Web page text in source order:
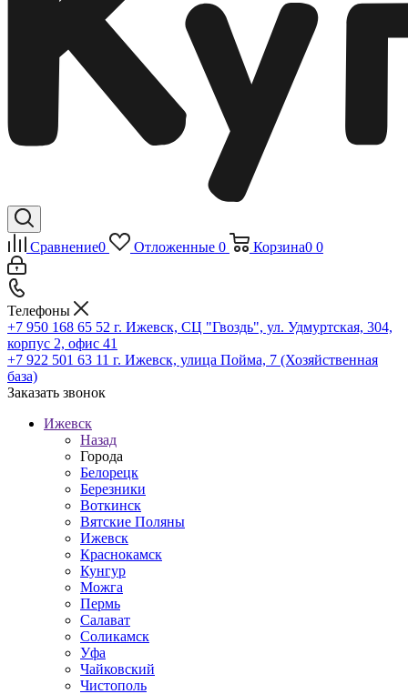
Сравнение0 Отложенные 0 Корзина0 0
Телефоны
+7 950 168 65 52 г. Ижевск, СЦ "Гвоздь", ул. Удмуртская, 304,
корпус 2, офис 41
+7 922 501 63 11 г. Ижевск, улица Пойма, 7 (Хозяйственная
база)
Заказать звонок
Ижевск
Назад
Города
Белорецк
Березники
Воткинск
Вятские Поляны
Ижевск
Краснокамск
Кунгур
Можга
Пермь
Салават
Соликамск
Уфа
Чайковский
Чистополь